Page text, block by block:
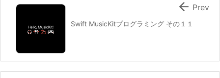
Swift MusicKitプログラミング その１１
 Prev